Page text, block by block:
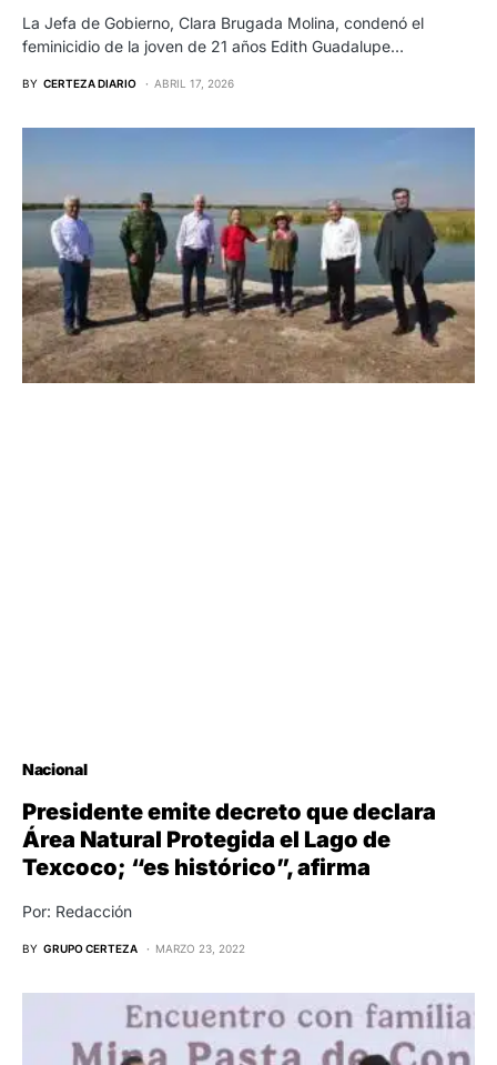
La Jefa de Gobierno, Clara Brugada Molina, condenó el
feminicidio de la joven de 21 años Edith Guadalupe…
BY CERTEZA DIARIO ABRIL 17, 2026
Nacional
Presidente emite decreto que declara
Área Natural Protegida el Lago de
Texcoco; “es histórico”, afirma
Por: Redacción
BY GRUPO CERTEZA MARZO 23, 2022